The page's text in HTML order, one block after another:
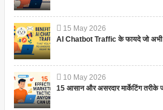
15 May 2026
AI Chatbot Traffic के फायदे जो अभी
10 May 2026
15 आसान और असरदार मार्केटिंग तरीके